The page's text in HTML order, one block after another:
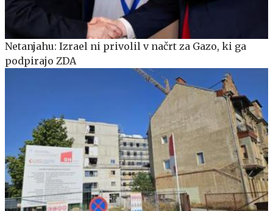
Netanjahu: Izrael ni privolil v načrt za Gazo, ki ga
podpirajo ZDA